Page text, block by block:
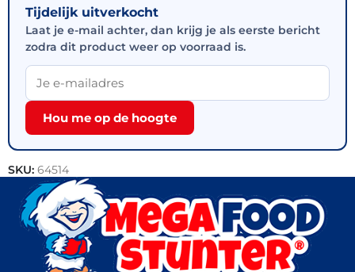
Tijdelijk uitverkocht
Laat je e-mail achter, dan krijg je als eerste bericht
zodra dit product weer op voorraad is.
Hou me op de hoogte
SKU: 64514
Categorieën:Kip